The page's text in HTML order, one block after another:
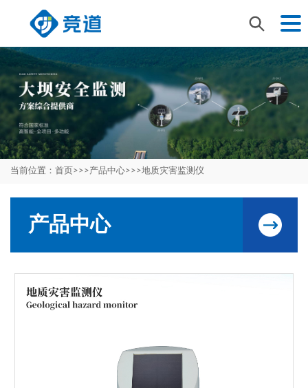
当前位置： 首页 >>>产品中心>>>地质灾害监测仪
产品中心